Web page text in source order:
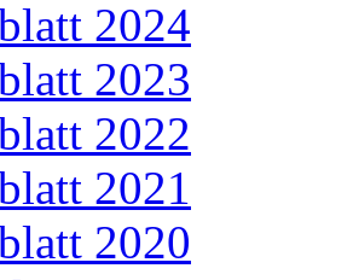
2024
2023
2022
2021
2020